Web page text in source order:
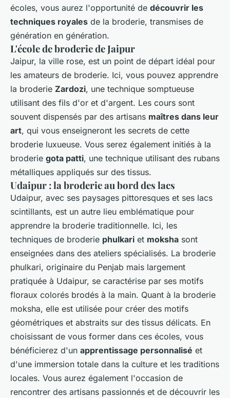
écoles, vous aurez l'opportunité de découvrir les
techniques royales de la broderie, transmises de
génération en génération.
L'école de broderie de Jaipur
Jaipur, la ville rose, est un point de départ idéal pour
les amateurs de broderie. Ici, vous pouvez apprendre
la broderie Zardozi, une technique somptueuse
utilisant des fils d'or et d'argent. Les cours sont
souvent dispensés par des artisans maîtres dans leur
art, qui vous enseigneront les secrets de cette
broderie luxueuse. Vous serez également initiés à la
broderie gota patti, une technique utilisant des rubans
métalliques appliqués sur des tissus.
Udaipur : la broderie au bord des lacs
Udaipur, avec ses paysages pittoresques et ses lacs
scintillants, est un autre lieu emblématique pour
apprendre la broderie traditionnelle. Ici, les
techniques de broderie phulkari et moksha sont
enseignées dans des ateliers spécialisés. La broderie
phulkari, originaire du Penjab mais largement
pratiquée à Udaipur, se caractérise par ses motifs
floraux colorés brodés à la main. Quant à la broderie
moksha, elle est utilisée pour créer des motifs
géométriques et abstraits sur des tissus délicats. En
choisissant de vous former dans ces écoles, vous
bénéficierez d'un apprentissage personnalisé et
d'une immersion totale dans la culture et les traditions
locales. Vous aurez également l'occasion de
rencontrer des artisans passionnés et de découvrir les